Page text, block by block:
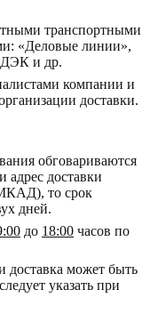
транспортными
«Деловые линии»,
и др.
компании и
доставки.
обговариваются
адрес доставки
то срок
дней.
до 18:00 часов по
доставка может быть
указать при